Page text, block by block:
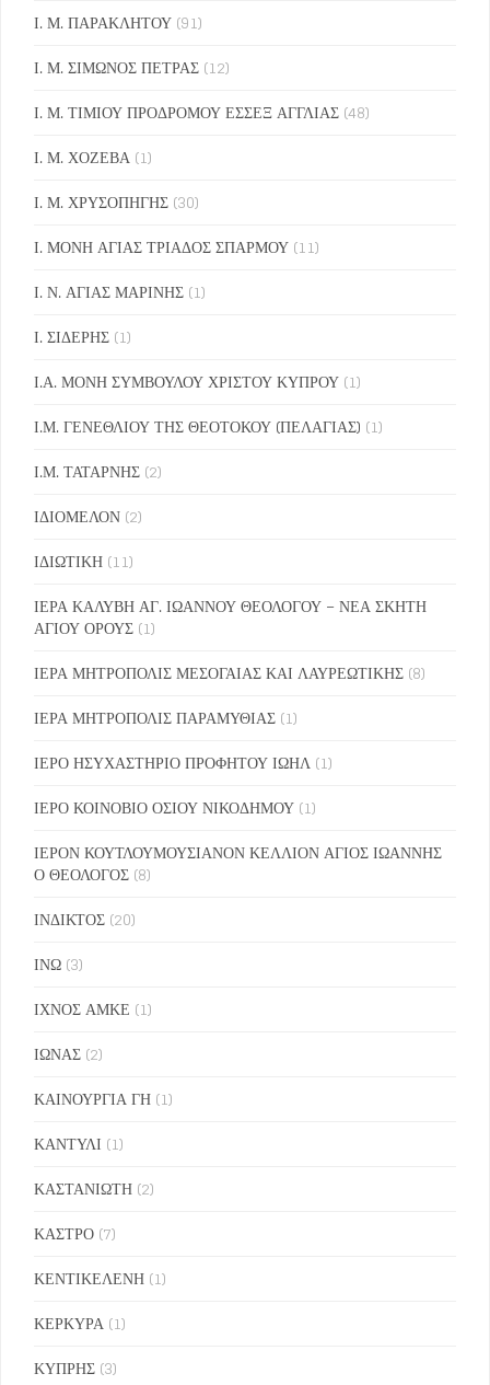
Ι. Μ. ΠΑΡΑΚΛΗΤΟΥ (91)
Ι. Μ. ΣΙΜΩΝΟΣ ΠΕΤΡΑΣ (12)
Ι. Μ. ΤΙΜΙΟΥ ΠΡΟΔΡΟΜΟΥ ΕΣΣΕΞ ΑΓΓΛΙΑΣ (48)
Ι. Μ. ΧΟΖΕΒΑ (1)
Ι. Μ. ΧΡΥΣΟΠΗΓΗΣ (30)
Ι. ΜΟΝΗ ΑΓΙΑΣ ΤΡΙΑΔΟΣ ΣΠΑΡΜΟΥ (11)
Ι. Ν. ΑΓΙΑΣ ΜΑΡΙΝΗΣ (1)
Ι. ΣΙΔΕΡΗΣ (1)
Ι.Α. ΜΟΝΗ ΣΥΜΒΟΥΛΟΥ ΧΡΙΣΤΟΥ ΚΥΠΡΟΥ (1)
Ι.Μ. ΓΕΝΕΘΛΙΟΥ ΤΗΣ ΘΕΟΤΟΚΟΥ (ΠΕΛΑΓΙΑΣ) (1)
Ι.Μ. ΤΑΤΑΡΝΗΣ (2)
ΙΔΙΟΜΕΛΟΝ (2)
ΙΔΙΩΤΙΚΗ (11)
ΙΕΡΑ ΚΑΛΥΒΗ ΑΓ. ΙΩΑΝΝΟΥ ΘΕΟΛΟΓΟΥ – ΝΕΑ ΣΚΗΤΗ
ΑΓΙΟΥ ΟΡΟΥΣ (1)
ΙΕΡΑ ΜΗΤΡΟΠΟΛΙΣ ΜΕΣΟΓΑΙΑΣ ΚΑΙ ΛΑΥΡΕΩΤΙΚΗΣ (8)
ΙΕΡΑ ΜΗΤΡΟΠΟΛΙΣ ΠΑΡΑΜΥΘΙΑΣ (1)
ΙΕΡΟ ΗΣΥΧΑΣΤΗΡΙΟ ΠΡΟΦΗΤΟΥ ΙΩΗΛ (1)
ΙΕΡΟ ΚΟΙΝΟΒΙΟ ΟΣΙΟΥ ΝΙΚΟΔΗΜΟΥ (1)
ΙΕΡΟΝ ΚΟΥΤΛΟΥΜΟΥΣΙΑΝΟΝ ΚΕΛΛΙΟΝ ΑΓΙΟΣ ΙΩΑΝΝΗΣ
Ο ΘΕΟΛΟΓΟΣ (8)
ΙΝΔΙΚΤΟΣ (20)
ΙΝΩ (3)
ΙΧΝΟΣ ΑΜΚΕ (1)
ΙΩΝΑΣ (2)
ΚΑΙΝΟΥΡΓΙΑ ΓΗ (1)
ΚΑΝΤΥΛΙ (1)
ΚΑΣΤΑΝΙΩΤΗ (2)
ΚΑΣΤΡΟ (7)
ΚΕΝΤΙΚΕΛΕΝΗ (1)
ΚΕΡΚΥΡΑ (1)
ΚΥΠΡΗΣ (3)